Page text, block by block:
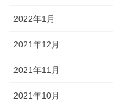
2022年1月
2021年12月
2021年11月
2021年10月